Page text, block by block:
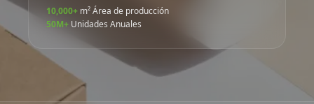
10,000+ m² Área de producción
50M+ Unidades Anuales